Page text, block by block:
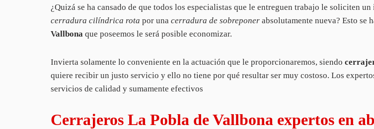
¿Quizá se ha cansado de que todos los especialistas que le entreguen trabajo le soliciten
cerradura cilíndrica rota por una cerradura de sobreponer absolutamente nueva? Esto se
Vallbona que poseemos le será posible economizar.
Invierta solamente lo conveniente en la actuación que le proporcionaremos, siendo
quiere recibir un justo servicio y ello no tiene por qué resultar ser muy costoso. Los
servicios de calidad y sumamente efectivos
Cerrajeros La Pobla de Vallbona expertos en